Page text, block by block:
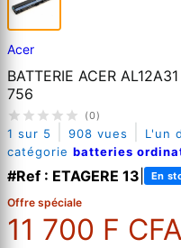
Acer
BATTERIE ACER
756
(0)
1 sur 5 908 vues
L'un
catégorie batteries
#Ref : ETAGERE 13 En
Offre spéciale
11 700 F CFA